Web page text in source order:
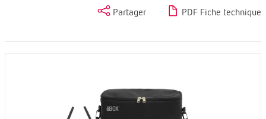
Partager PDF Fiche technique